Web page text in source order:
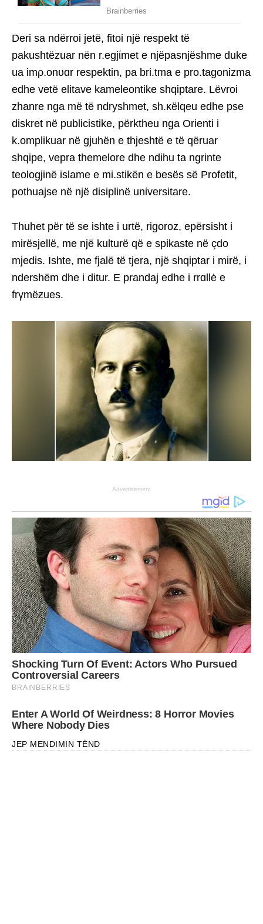
Deri sa ndërroi jetë, fitoi një respekt të
pakushtëzuar nën r.egjίmet e njëpasnjëshme duke
ua imρ.onυɑr respektin, pa bri.tma e pro.tagonizma
edhe vetë elitave kameleontike shqiptare. Lëvroi
zhanre nga më të ndryshmet, sh.κëlqeu edhe pse
diskret në publicistike, përktheu nga Orienti i
k.omplikuar në gjuhën e thjeshtë e të qëruar
shqipe, vepra themelore dhe ndihu ta ngrinte
teologjinë islame e mi.stikën e besës së Profetit,
pothuajse në një disiplinë universitare.
Thuhet për të se ishte i urtë, rigoroz, epërsisht i
mirësjellë, me një kulturë që e spikaste në çdo
mjedis. Ishte, me fjalë të tjera, një shqiptar i mirë, i
ndershëm dhe i ditur. E prandaj edhe i rrɑllė e
frγmëƶues.
Advertisement